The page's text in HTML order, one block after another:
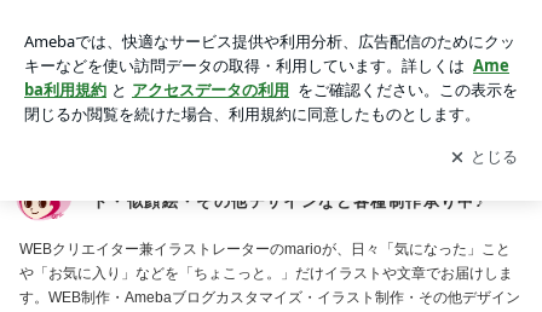
絵・その他デザインなど各種制作承り中♪
アプリをダウンロードして ブログの更新通知
を受け取りまし
ょう。
開く
ト・似顔絵・その他デザインなど各種制作承り中♪
WEBクリエイター兼イラストレーターのmarioが、日々「気になった」こと
や「お気に入り」などを「ちょこっと。」だけイラストや文章でお届けしま
す。WEB制作・Amebaブログカスタマイズ・イラスト制作・その他デザイン